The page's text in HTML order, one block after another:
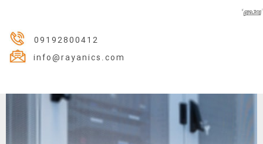
09192800412
info@rayanics.com